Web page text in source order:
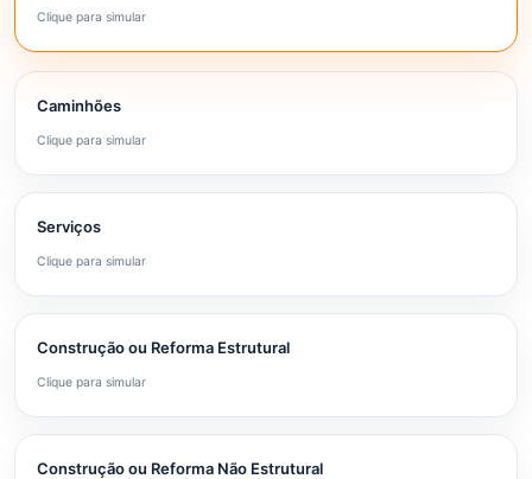
Clique para simular
Caminhões
Clique para simular
Serviços
Clique para simular
Construção ou Reforma Estrutural
Clique para simular
Construção ou Reforma Não Estrutural